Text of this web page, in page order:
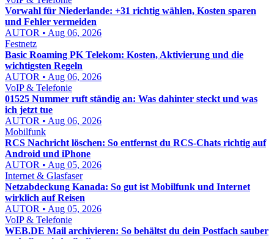
Vorwahl für Niederlande: +31 richtig wählen, Kosten sparen
und Fehler vermeiden
AUTOR • Aug 06, 2026
Festnetz
Basic Roaming PK Telekom: Kosten, Aktivierung und die
wichtigsten Regeln
AUTOR • Aug 06, 2026
VoIP & Telefonie
01525 Nummer ruft ständig an: Was dahinter steckt und was
ich jetzt tue
AUTOR • Aug 06, 2026
Mobilfunk
RCS Nachricht löschen: So entfernst du RCS-Chats richtig auf
Android und iPhone
AUTOR • Aug 05, 2026
Internet & Glasfaser
Netzabdeckung Kanada: So gut ist Mobilfunk und Internet
wirklich auf Reisen
AUTOR • Aug 05, 2026
VoIP & Telefonie
WEB.DE Mail archivieren: So behältst du dein Postfach sauber